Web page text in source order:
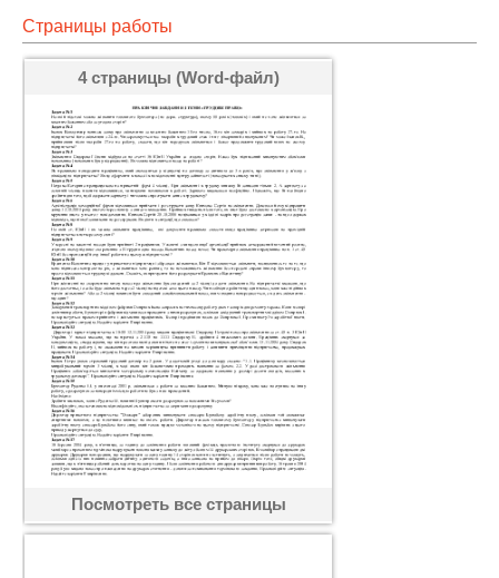
Страницы работы
4 страницы (Word-файл)
Посмотреть все страницы